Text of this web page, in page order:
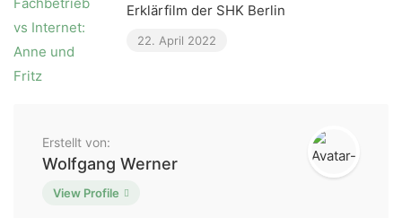
Erklärfilm der SHK Berlin
22. April 2022
Erstellt von:
Wolfgang Werner
View Profile